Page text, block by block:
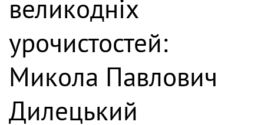
великодніх
урочистостей:
Микола Павлович
Дилецький